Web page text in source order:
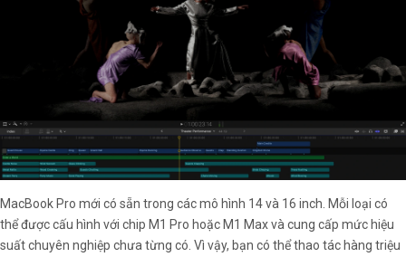
MacBook Pro mới có sẵn trong các mô hình 14 và 16 inch. Mỗi loại có
thể được cấu hình với chip M1 Pro hoặc M1 Max và cung cấp mức hiệu
suất chuyên nghiệp chưa từng có. Vì vậy, bạn có thể thao tác hàng triệu